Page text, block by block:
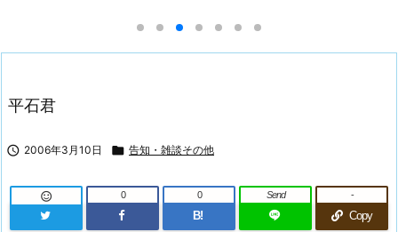
平石君
 2006年3月10日  告知・雑談その他
 0
B!
0 Send
Copy
-